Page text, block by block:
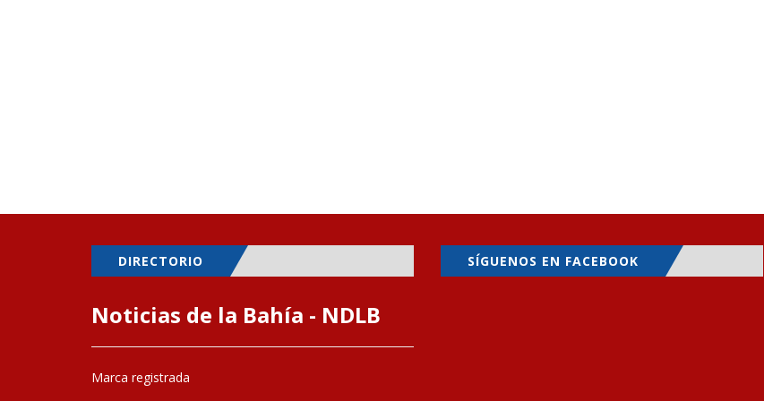
DIRECTORIO
Noticias de la Bahía - NDLB
Marca registrada
SÍGUENOS EN FACEBOOK